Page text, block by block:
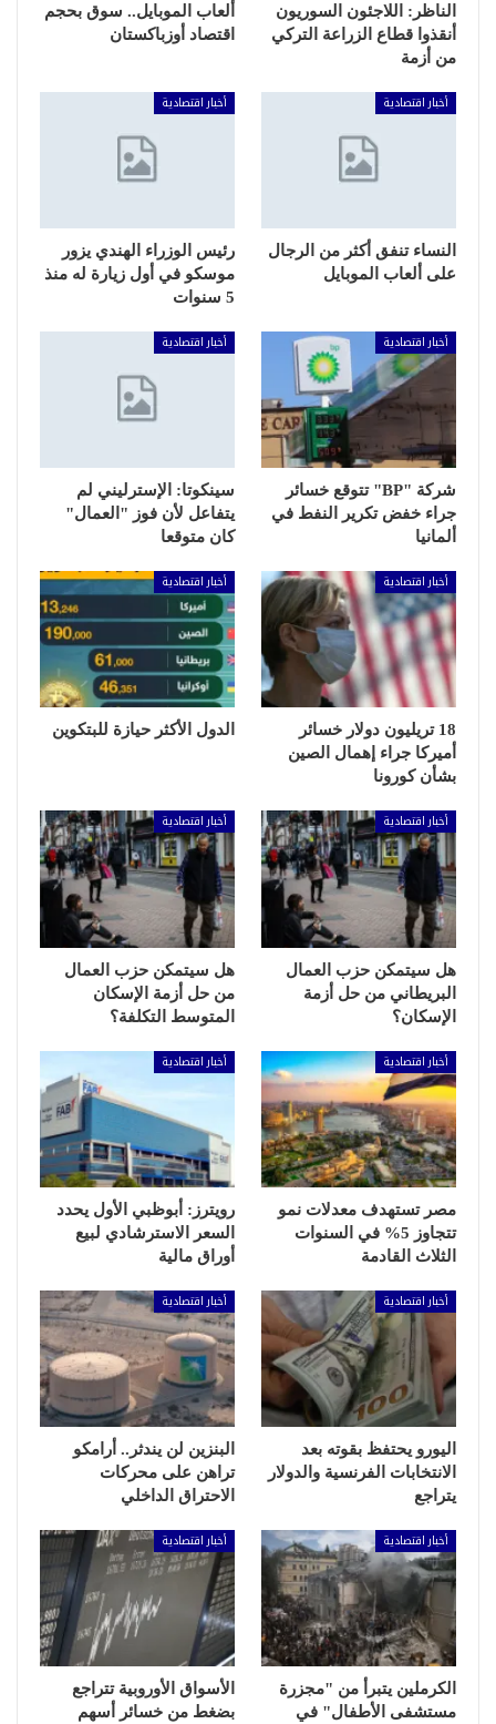
الناظر: اللاجئون السوريون
أنقذوا قطاع الزراعة التركي
من أزمة
ألعاب الموبايل.. سوق بحجم
اقتصاد أوزباكستان
أخبار اقتصادية
النساء تنفق أكثر من الرجال
على ألعاب الموبايل
أخبار اقتصادية
رئيس الوزراء الهندي يزور
موسكو في أول زيارة له منذ
5 سنوات
أخبار اقتصادية
شركة "BP" تتوقع خسائر
جراء خفض تكرير النفط في
ألمانيا
أخبار اقتصادية
سينكوتا: الإسترليني لم
يتفاعل لأن فوز "العمال"
كان متوقعا
أخبار اقتصادية
18 تريليون دولار خسائر
أميركا جراء إهمال الصين
بشأن كورونا
أخبار اقتصادية
الدول الأكثر حيازة للبتكوين
أخبار اقتصادية
هل سيتمكن حزب العمال
البريطاني من حل أزمة
الإسكان؟
أخبار اقتصادية
هل سيتمكن حزب العمال
من حل أزمة الإسكان
المتوسط التكلفة؟
أخبار اقتصادية
مصر تستهدف معدلات نمو
تتجاوز 5% في السنوات
الثلاث القادمة
أخبار اقتصادية
رويترز: أبوظبي الأول يحدد
السعر الاسترشادي لبيع
أوراق مالية
أخبار اقتصادية
اليورو يحتفظ بقوته بعد
الانتخابات الفرنسية والدولار
يتراجع
أخبار اقتصادية
البنزين لن يندثر.. أرامكو
تراهن على محركات
الاحتراق الداخلي
أخبار اقتصادية
الكرملين يتبرأ من "مجزرة
مستشفى الأطفال" في
أخبار اقتصادية
الأسواق الأوروبية تتراجع
بضغط من خسائر أسهم